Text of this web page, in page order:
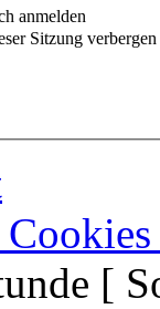
anmelden
Sitzung verbergen
[